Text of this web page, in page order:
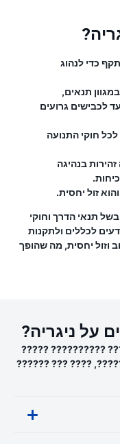
כדי לנהוג
תנאים,
לכבישים גרועים
לכל חוקי התנועה
בנהיגה
זול יחסית.
בשל תנאי הדרך וחוקי
לכללים ולתקנות
וזול יחסית, מה שהופך
על ניגריה?
?????? ????????
???? ??? ??????